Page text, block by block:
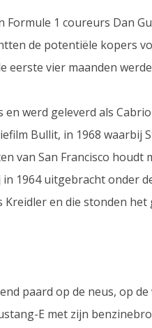
Formule 1 coureurs Dan
de potentiële kopers
vier maanden
werd geleverd als
Bullit, in 1968 waarbij
van San Francisco houdt
1964 uitgebracht onder
en die stonden
paard op de neus, op de
E met zijn